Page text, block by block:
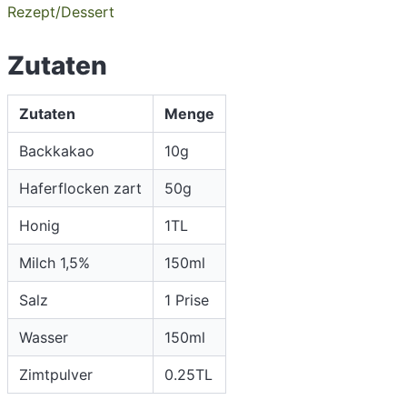
Rezept/Dessert
Zutaten
Zutaten Menge
Backkakao 10g
Haferflocken zart 50g
Honig 1TL
Milch 1,5% 150ml
Salz 1 Prise
Wasser 150ml
Zimtpulver 0.25TL